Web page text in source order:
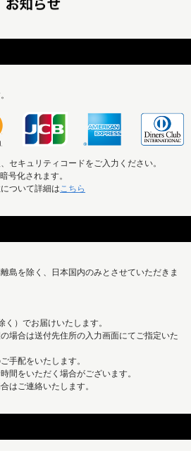
セキュリティコードをご入力ください。
号化されます。
ついて詳細はこちら
島を除く、日本国内のみとさせていただきま
）でお届けいたします。
場合は送付先住所の入力画面にてご指定いた
手配をいたします。
間をいただく場合がございます。
はご連絡いたします。